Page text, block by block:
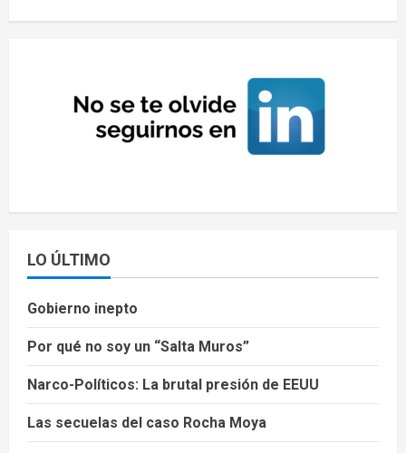
LO ÚLTIMO
Gobierno inepto
Por qué no soy un “Salta Muros”
Narco-Políticos: La brutal presión de EEUU
Las secuelas del caso Rocha Moya